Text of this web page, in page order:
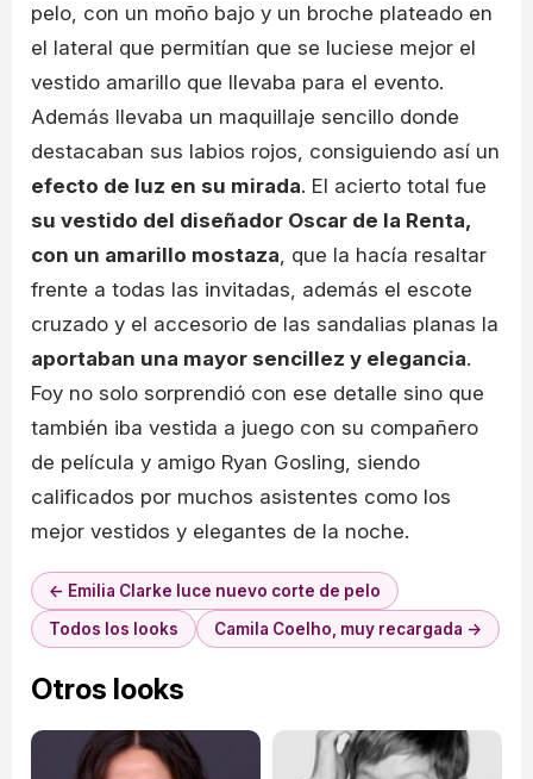
pelo, con un moño bajo y un broche plateado en
el lateral que permitían que se luciese mejor el
vestido amarillo que llevaba para el evento.
Además llevaba un maquillaje sencillo donde
destacaban sus labios rojos, consiguiendo así un
efecto de luz en su mirada. El acierto total fue
su vestido del diseñador Oscar de la Renta,
con un amarillo mostaza, que la hacía resaltar
frente a todas las invitadas, además el escote
cruzado y el accesorio de las sandalias planas la
aportaban una mayor sencillez y elegancia.
Foy no solo sorprendió con ese detalle sino que
también iba vestida a juego con su compañero
de película y amigo Ryan Gosling, siendo
calificados por muchos asistentes como los
mejor vestidos y elegantes de la noche.
← Emilia Clarke luce nuevo corte de pelo
Todos los looks
Camila Coelho, muy recargada →
Otros looks